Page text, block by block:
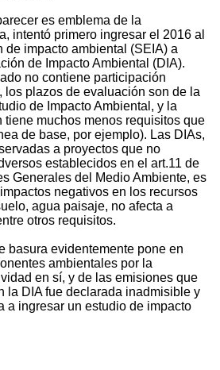
es emblema de la
intentó primero ingresar el 2016 al
de impacto ambiental (SEIA) a
de Impacto Ambiental (DIA).
no contiene participación
los plazos de evaluación son de la
de Impacto Ambiental, y la
tiene muchos menos requisitos que
de base, por ejemplo). Las DIAs,
a proyectos que no
establecidos en el art.11 de
Generales del Medio Ambiente, es
negativos en los recursos
agua paisaje, no afecta a
otros requisitos.
basura evidentemente pone en
ambientales por la
en sí, y de las emisiones que
la DIA fue declarada inadmisible y
a ingresar un estudio de impacto